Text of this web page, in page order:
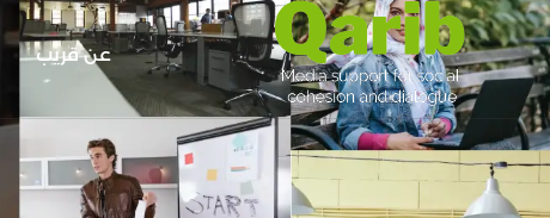
عن قريب